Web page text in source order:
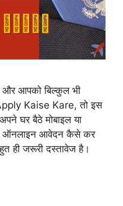
और आपको बिल्कुल भी
Kaise Kare, तो इस
घर बैठे मोबाइल या
ऑनलाइन आवेदन कैसे कर
ही जरूरी दस्तावेज है।